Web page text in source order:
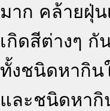
มาก คล้ายฝุ่น
เกิดสีต่างๆ กั
ทั้งชนิดหากิน
และชนิดหากิ